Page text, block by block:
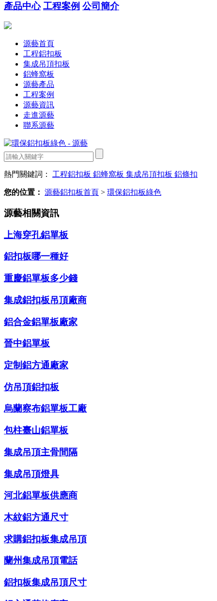
產品中心 工程案例 公司簡介
源藝首頁
工程鋁扣板
集成吊頂扣板
鋁蜂窩板
源藝產品
工程案例
源藝資訊
走進源藝
聯系源藝
熱門關鍵詞： 工程鋁扣板 鋁蜂窩板 集成吊頂扣板 鋁條扣
您的位置： 源藝鋁扣板首頁 > 環保鋁扣板綠色
源藝相關資訊
上海穿孔鋁單板
鋁扣板哪一種好
重慶鋁單板多少錢
集成鋁扣板吊頂廠商
鋁合金鋁單板廠家
晉中鋁單板
定制鋁方通廠家
仿吊頂鋁扣板
烏蘭察布鋁單板工廠
包柱臺山鋁單板
集成吊頂主骨間隔
集成吊頂燈具
河北鋁單板供應商
木紋鋁方通尺寸
求購鋁扣板集成吊頂
蘭州集成吊頂電話
鋁扣板集成吊頂尺寸